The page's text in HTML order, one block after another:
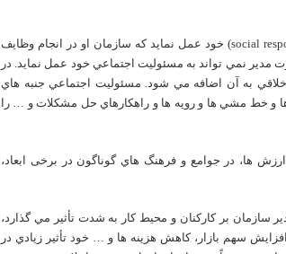
یک مدير وقتی مي تواند به مسئوليت اجتماعي(social responsibility) خود عمل نمايد که سازمان او در انجام وظایف
مدير نمي تواند به مسئوليت اجتماعي خود عمل نمايد. در
به آن اضافه مي شود. مسئوليت اجتماعي جنبه هاي
و خط مشي ها و رويه ها و راهكارهاي حل مشکلات و … را
ها، در جوامع و فرهنگ هاي گوناگون در برخی ابعاد،
سازمان بر كاركنان و محيط كار به شدت تأثير مي گذارد،
سهم بازار، كاهش هزينه ها و … خود تأثير زيادي در